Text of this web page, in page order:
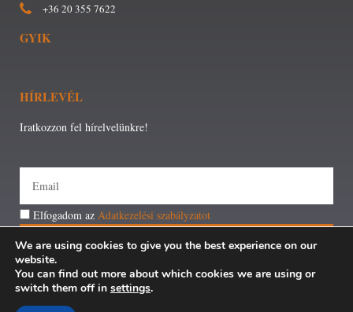
+36 20 355 7622
GYIK
HÍRLEVÉL
Iratkozzon fel hírelvelünkre!
Elfogadom az Adatkezelési szabályzatot
FELIRATKOZÁS
Minden jog fenntartva © Győri Járási Foglalkoztatási Paktum –
We are using cookies to give you the best experience on our
website.
You can find out more about which cookies we are using or
switch them off in settings.